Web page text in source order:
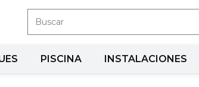
PISCINA INSTALACIONES